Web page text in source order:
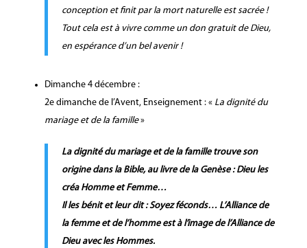
conception et finit par la mort naturelle est sacrée !
Tout cela est à vivre comme un don gratuit de Dieu,
en espérance d’un bel avenir !
Dimanche 4 décembre :
2e dimanche de l’Avent, Enseignement : « La dignité du
mariage et de la famille»
La dignité du mariage et de la famille trouve son
origine dans la Bible, au livre de la Genèse : Dieu les
créa Homme et Femme…
Il les bénit et leur dit : Soyez féconds… L’Alliance de
la femme et de l’homme est à l’image de l’Alliance de
Dieu avec les Hommes.